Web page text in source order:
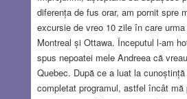
diferența de fus orar, am pornit spre
excursie de vreo 10 zile în care
Montreal și Ottawa. Începutul l-am
spus nepoatei mele Andreea că
Quebec. După ce a luat la
completat programul, astfel încât mă